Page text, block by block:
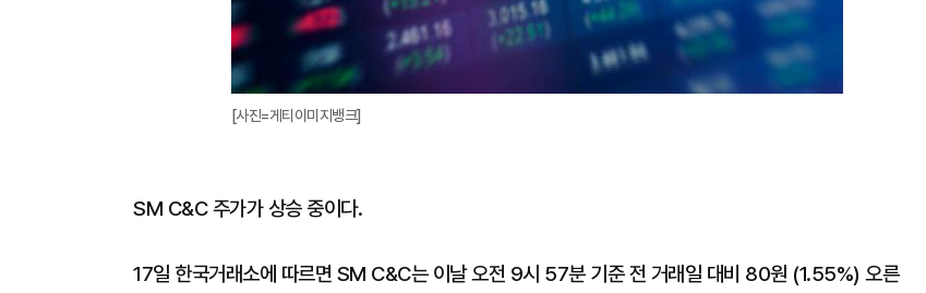
[사진=게티이미지뱅크]
SM C&C 주가가 상승 중이다.
17일 한국거래소에 따르면 SM C&C는 이날 오전 9시 57분 기준 전 거래일 대비 80원 (1.55%) 오른